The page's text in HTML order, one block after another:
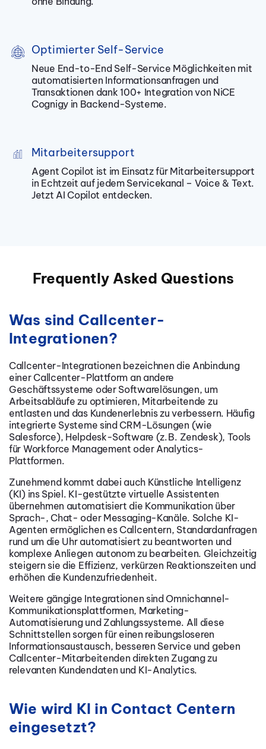
Optimierter Self-Service
Neue End-to-End Self-Service Möglichkeiten mit
automatisierten Informationsanfragen und
Transaktionen dank 100+ Integration von NiCE
Cognigy in Backend-Systeme.
Mitarbeitersupport
Agent Copilot ist im Einsatz für Mitarbeitersupport
in Echtzeit auf jedem Servicekanal – Voice & Text.
Jetzt AI Copilot entdecken.
Frequently Asked Questions
Was sind Callcenter-
Integrationen?
Callcenter-Integrationen bezeichnen die Anbindung
einer Callcenter-Plattform an andere
Geschäftssysteme oder Softwarelösungen, um
Arbeitsabläufe zu optimieren, Mitarbeitende zu
entlasten und das Kundenerlebnis zu verbessern. Häufig
integrierte Systeme sind CRM-Lösungen (wie
Salesforce), Helpdesk-Software (z. B. Zendesk), Tools
für Workforce Management oder Analytics-
Plattformen.
Zunehmend kommt dabei auch Künstliche Intelligenz
(KI) ins Spiel. KI-gestützte virtuelle Assistenten
übernehmen automatisiert die Kommunikation über
Sprach-, Chat- oder Messaging-Kanäle. Solche KI-
Agenten ermöglichen es Callcentern, Standardanfragen
rund um die Uhr automatisiert zu beantworten und
komplexe Anliegen autonom zu bearbeiten. Gleichzeitig
steigern sie die Effizienz, verkürzen Reaktionszeiten und
erhöhen die Kundenzufriedenheit.
Weitere gängige Integrationen sind Omnichannel-
Kommunikationsplattformen, Marketing-
Automatisierung und Zahlungssysteme. All diese
Schnittstellen sorgen für einen reibungsloseren
Informationsaustausch, besseren Service und geben
Callcenter-Mitarbeitenden direkten Zugang zu
relevanten Kundendaten und KI-Analytics.
Wie wird KI in Contact Centern
eingesetzt?